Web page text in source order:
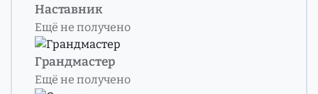
Наставник
Ещё не получено
Грандмастер
Ещё не получено